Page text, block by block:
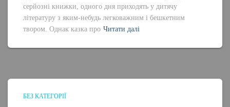
серйозні книжки, одного дня приходять у дитячу
літературу з яким-небудь легковажним і бешкетним
твором. Однак казка про Читати далі
БЕЗ КАТЕГОРІЇ